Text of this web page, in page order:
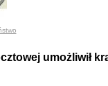
umożliwił